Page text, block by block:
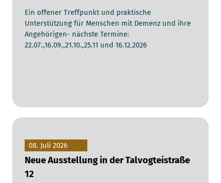
Ein offener Treffpunkt und praktische
Unterstützung für Menschen mit Demenz und ihre
Angehörigen- nächste Termine:
22.07.,16.09.,21.10.,25.11 und 16.12.2026
08. Juli 2026
Neue Ausstellung in der Talvogteistraße
12